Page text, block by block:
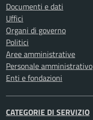
Documenti e dati
Uffici
Organi di governo
Politici
Aree amministrative
Personale amministrativo
Enti e fondazioni
CATEGORIE DI SERVIZIO